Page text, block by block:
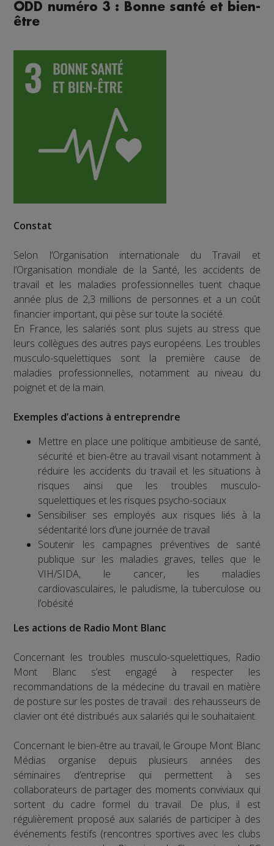
ODD numéro 3 : Bonne santé et bien-
être
Constat
Selon l’Organisation internationale du Travail et
l’Organisation mondiale de la Santé, les accidents de
travail et les maladies professionnelles tuent chaque
année plus de 2,3 millions de personnes et a un coût
financier important, qui pèse sur toute la société.
En France, les salariés sont plus sujets au stress que
leurs collègues des autres pays européens. Les troubles
musculo-squelettiques sont la première cause de
maladies professionnelles, notamment au niveau du
poignet et de la main.
Exemples d’actions à entreprendre
Mettre en place une politique ambitieuse de santé,
sécurité et bien-être au travail visant notamment à
réduire les accidents du travail et les situations à
risques ainsi que les troubles musculo-
squelettiques et les risques psycho-sociaux
Sensibiliser ses employés aux risques liés à la
sédentarité lors d’une journée de travail
Soutenir les campagnes préventives de santé
publique sur les maladies graves, telles que le
VIH/SIDA, le cancer, les maladies
cardiovasculaires, le paludisme, la tuberculose ou
l’obésité
Les actions de Radio Mont Blanc
Concernant les troubles musculo-squelettiques, Radio
Mont Blanc s’est engagé à respecter les
recommandations de la médecine du travail en matière
de posture sur les postes de travail : des rehausseurs de
clavier ont été distribués aux salariés qui le souhaitaient.
Concernant le bien-être au travail, le Groupe Mont Blanc
Médias organise depuis plusieurs années des
séminaires d’entreprise qui permettent à ses
collaborateurs de partager des moments conviviaux qui
sortent du cadre formel du travail. De plus, il est
régulièrement proposé aux salariés de participer à des
événements festifs (rencontres sportives avec les clubs